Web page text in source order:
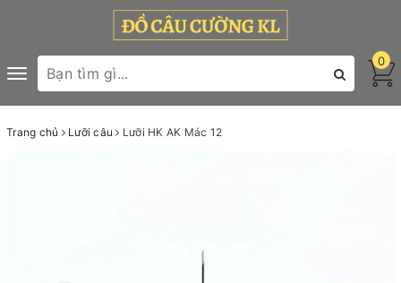
Toggle
navigation
0
Trang chủ Lưỡi câu Lưỡi HK AK Mác 12